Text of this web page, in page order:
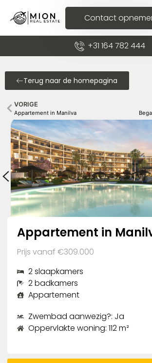
Contact
+31 164 782 444
Terug naar de homepagina
VORIGE
Appartement in Manilva
Appartement in
Prijs vanaf €309.000
2 slaapkamers
2 badkamers
Appartement
Zwembad aanwezig?: Ja
Oppervlakte woning: 112 m²